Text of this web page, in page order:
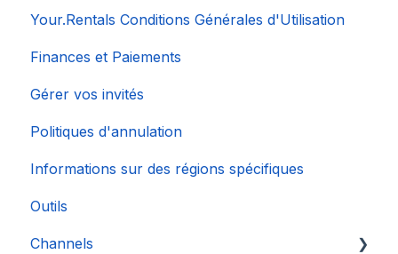
Your.Rentals Conditions Générales d'Utilisation
Finances et Paiements
Gérer vos invités
Politiques d'annulation
Informations sur des régions spécifiques
Outils
Channels